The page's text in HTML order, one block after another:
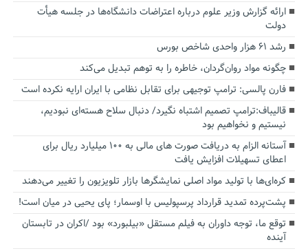
ارائه گزارش وزیر علوم درباره اعتراضات دانشگاه‌ها در جلسه هیأت
دولت
رشد ۶۱ هزار واحدی شاخص بورس
چگونه مواد روان‌گردان، خاطره را به توهم تبدیل می‌کند
فارن پالسی: ترامپ توجیهی برای تقابل نظامی با ایران ارایه نکرده است
قالیباف:ترامپ تصمیم اشتباه نگیرد/ دنبال سلاح هسته‌ای نبودیم،
نیستیم و نخواهیم بود
آستانه الزام به دریافت صورت های مالی به ۱۰۰ میلیارد ریال برای
اعطای تسهیلات افزایش یافت
کره‌ای‌ها با تولید مواد اصلی نمایشگرها بازار تلویزیون را تغییر می‌دهند
پشت‌پرده تمدید قرارداد پرسپولیس با اوسمار؛ پای یحیی در میان است!
توقع ما، توجه داوران به فیلم مستقل «بیلبورد» بود /اکران در تابستان
آینده